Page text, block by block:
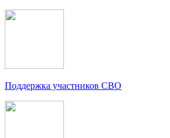
Поддержка участников СВО